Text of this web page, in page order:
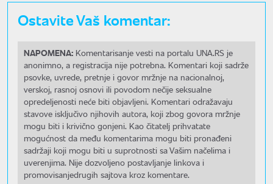
Ostavite Vaš komentar:
NAPOMENA: Komentarisanje vesti na portalu UNA.RS je
anonimno, a registracija nije potrebna. Komentari koji sadrže
psovke, uvrede, pretnje i govor mržnje na nacionalnoj,
verskoj, rasnoj osnovi ili povodom nečije seksualne
opredeljenosti neće biti objavljeni. Komentari odražavaju
stavove isključivo njihovih autora, koji zbog govora mržnje
mogu biti i krivično gonjeni. Kao čitatelj prihvatate
mogućnost da među komentarima mogu biti pronađeni
sadržaji koji mogu biti u suprotnosti sa Vašim načelima i
uverenjima. Nije dozvoljeno postavljanje linkova i
promovisanjedrugih sajtova kroz komentare.